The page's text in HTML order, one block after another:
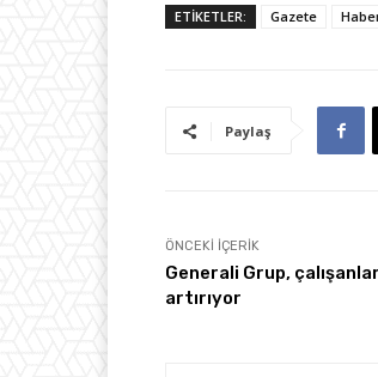
ETİKETLER: Gazete
Paylaş
ÖNCEKI İÇERIK
Generali Grup,
artırıyor